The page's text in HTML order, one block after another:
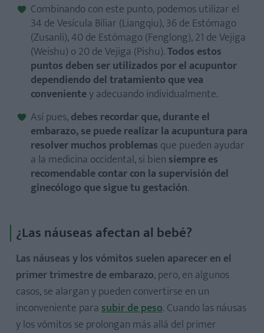
Combinando con este punto, podemos utilizar el
34 de Vesícula Biliar (Liangqiu), 36 de Estómago
(Zusanli), 40 de Estómago (Fenglong), 21 de Vejiga
(Weishu) o 20 de Vejiga (Pishu).Todos estos
puntos deben ser utilizados por el acupuntor
dependiendo del tratamiento que vea
convenientey adecuando individualmente.
Así pues,debes recordar que, durante el
embarazo, se puede realizar la acupuntura para
resolver muchos problemas que pueden ayudar
a la medicina occidental, si bien siempre es
recomendable contar con la supervisión del
ginecólogo que sigue tu gestación.
¿Las náuseas afectan al bebé?
Las náuseas y los vómitos suelen aparecer en el
primer trimestre de embarazo, pero, en algunos
casos, se alargan y pueden convertirse en un
inconveniente para subir de peso. Cuando las náusas
y los vómitos se prolongan más allá del primer